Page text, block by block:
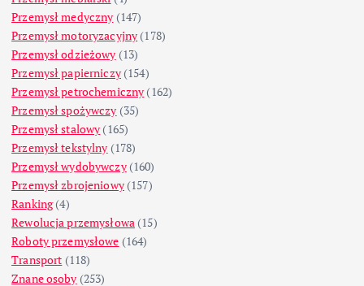
Przemysł medyczny (147)
Przemysł motoryzacyjny (178)
Przemysł odzieżowy (13)
Przemysł papierniczy(154)
Przemysł petrochemiczny (162)
Przemysł spożywczy (35)
Przemysł stalowy (165)
Przemysł tekstylny (178)
Przemysł wydobywczy(160)
Przemysł zbrojeniowy(157)
Ranking(4)
Rewolucja przemysłowa (15)
Roboty przemysłowe (164)
Transport (118)
Znane osoby (253)